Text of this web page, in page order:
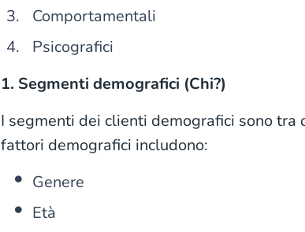
Comportamentali
Psicografici
1. Segmenti demografici (Chi?)
I segmenti dei clienti demografici sono
fattori demografici includono:
Genere
Età